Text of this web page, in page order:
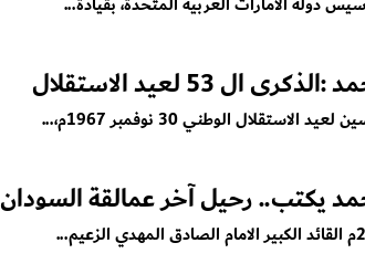
53 لعيد الاستقلال
الوطني 30 نوفمبر 1967م،...
يكتب.. رحيل آخر عمالقة السودان